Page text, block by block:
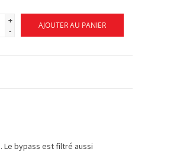
+
-
AJOUTER AU PANIER
Le bypass est filtré aussi